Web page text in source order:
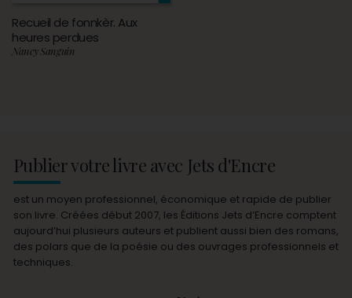
Recueil de fonnkèr. Aux
heures perdues
Nancy Sanguin
Publier votre livre avec Jets d'Encre
est un moyen professionnel, économique et rapide de publier
son livre. Créées début 2007, les Éditions Jets d’Encre comptent
aujourd’hui plusieurs auteurs et publient aussi bien des romans,
des polars que de la poésie ou des ouvrages professionnels et
techniques.